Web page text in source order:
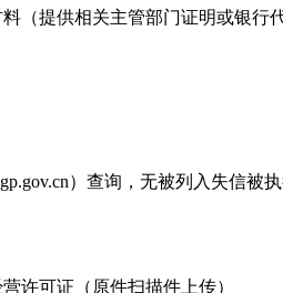
（提供相关主管部门证明或银行
）查询，无被列入失信
许可证（原件扫描件上传）